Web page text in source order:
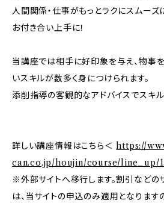
人間関係・仕事がもっとラクにスムーズ
お付き合い上手に！
当講座では相手に好印象を与え、物事
いスキルが数多く身につけられます。
添削指導の客観的なアドバイスでスキル
詳しい講座情報はこちら＜https://
can.co.jp/houjin/course/line_up/
※外部サイトへ移行します。割引などの
は、当サイトの申込のみ適用となります